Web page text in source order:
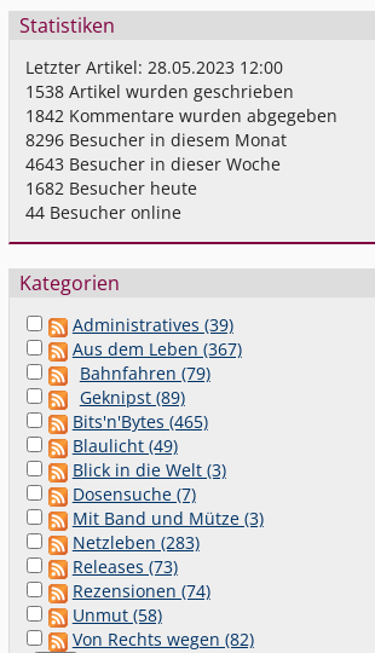
Statistiken
Letzter Artikel:28.05.2023 12:00
1538 Artikel wurden geschrieben
1842 Kommentare wurden abgegeben
8296 Besucher in diesem Monat
4643 Besucher in dieser Woche
1682 Besucher heute
44 Besucher online
Kategorien
Administratives (39)
Aus dem Leben (367)
Bahnfahren (79)
Geknipst (89)
Bits'n'Bytes (465)
Blaulicht (49)
Blick in die Welt (3)
Dosensuche (7)
Mit Band und Mütze (3)
Netzleben (283)
Releases (73)
Rezensionen (74)
Unmut (58)
Von Rechts wegen (82)